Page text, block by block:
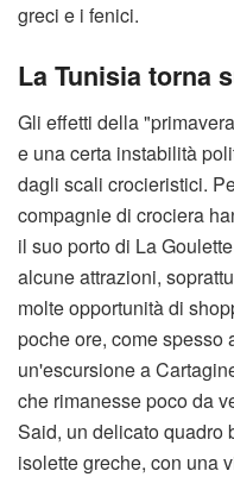
greci e i fenici.
La Tunisia torna
Gli effetti della
e una certa instabilità
dagli scali crocieristici.
compagnie di crociera
il suo porto di La
alcune attrazioni,
molte opportunità di
poche ore, come spesso
un'escursione a
che rimanesse poco da
Said, un delicato quadro
isolette greche, con una